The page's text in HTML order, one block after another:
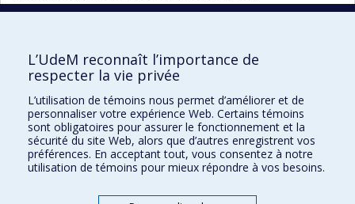
Retour à la liste complète des
Portrait
Portrait
Collation des grades
collations@umontreal.ca
Plan campus
L’UdeM reconnaît l’importance de
respecter la vie privée
L’utilisation de témoins nous permet d’améliorer et de
personnaliser votre expérience Web. Certains témoins
sont obligatoires pour assurer le fonctionnement et la
sécurité du site Web, alors que d’autres enregistrent vos
préférences. En acceptant tout, vous consentez à notre
utilisation de témoins pour mieux répondre à vos besoins.